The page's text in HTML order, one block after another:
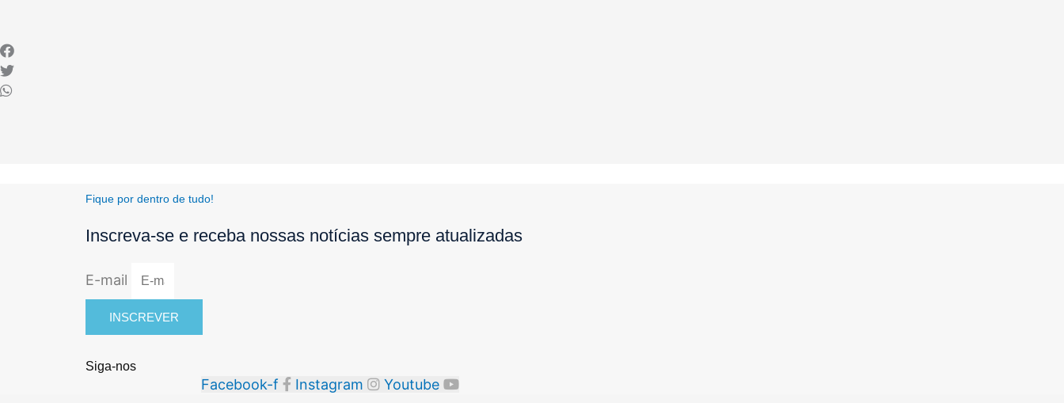
Fique por dentro de tudo!
Inscreva-se e receba nossas notícias sempre atualizadas
E-mail
INSCREVER
Siga-nos
Facebook-f Instagram Youtube